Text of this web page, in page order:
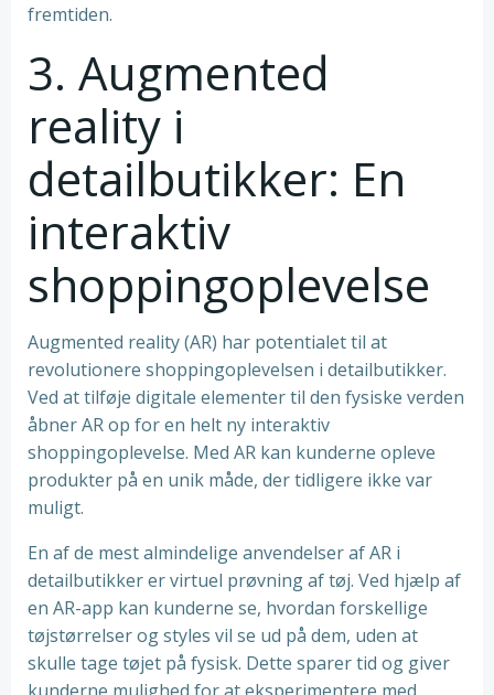
fremtiden.
3. Augmented
reality i
detailbutikker: En
interaktiv
shoppingoplevelse
Augmented reality (AR) har potentialet til at
revolutionere shoppingoplevelsen i detailbutikker.
Ved at tilføje digitale elementer til den fysiske verden
åbner AR op for en helt ny interaktiv
shoppingoplevelse. Med AR kan kunderne opleve
produkter på en unik måde, der tidligere ikke var
muligt.
En af de mest almindelige anvendelser af AR i
detailbutikker er virtuel prøvning af tøj. Ved hjælp af
en AR-app kan kunderne se, hvordan forskellige
tøjstørrelser og styles vil se ud på dem, uden at
skulle tage tøjet på fysisk. Dette sparer tid og giver